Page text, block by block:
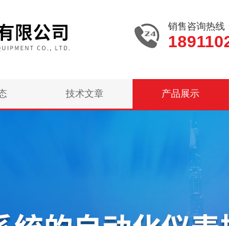
销售咨询热线
技术文章 产品展示